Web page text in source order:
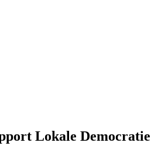
Lokale Democratie